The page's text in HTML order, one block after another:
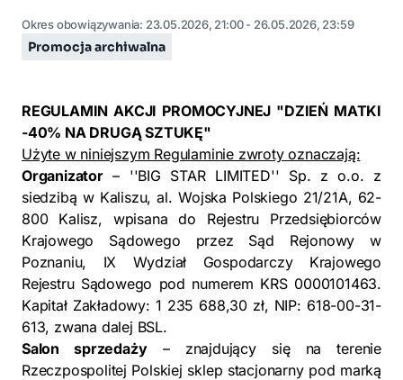
Okres obowiązywania: 23.05.2026, 21:00- 26.05.2026, 23:59
Promocja archiwalna
REGULAMIN AKCJI PROMOCYJNEJ "DZIEŃ MATKI
-40% NA DRUGĄ SZTUKĘ"
Użyte w niniejszym Regulaminie zwroty oznaczają:
Organizator– ''BIG STAR LIMITED'' Sp. z o.o. z
siedzibą w Kaliszu, al. Wojska Polskiego 21/21A, 62-
800 Kalisz, wpisana do Rejestru Przedsiębiorców
Krajowego Sądowego przez Sąd Rejonowy w
Poznaniu, IX Wydział Gospodarczy Krajowego
Rejestru Sądowego pod numerem KRS 0000101463.
Kapitał Zakładowy: 1 235 688,30 zł, NIP: 618-00-31-
613, zwana dalej BSL.
Salon sprzedaży– znajdujący się na terenie
Rzeczpospolitej Polskiej sklep stacjonarny pod marką